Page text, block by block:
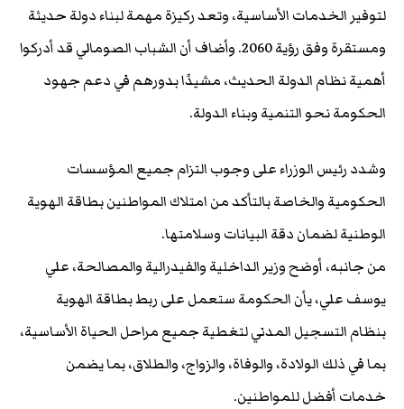
لتوفير الخدمات الأساسية، وتعد ركيزة مهمة لبناء دولة حديثة
ومستقرة وفق رؤية 2060. وأضاف أن الشباب الصومالي قد أدركوا
أهمية نظام الدولة الحديث، مشيدًا بدورهم في دعم جهود
الحكومة نحو التنمية وبناء الدولة.
وشدد رئيس الوزراء على وجوب التزام جميع المؤسسات
الحكومية والخاصة بالتأكد من امتلاك المواطنين بطاقة الهوية
الوطنية لضمان دقة البيانات وسلامتها.
من جانبه، أوضح وزير الداخلية والفيدرالية والمصالحة، علي
يوسف علي، يأن الحكومة ستعمل على ربط بطاقة الهوية
بنظام التسجيل المدني لتغطية جميع مراحل الحياة الأساسية،
بما في ذلك الولادة، والوفاة، والزواج، والطلاق، بما يضمن
خدمات أفضل للمواطنين.